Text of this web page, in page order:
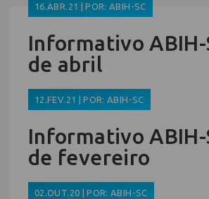
16.ABR.21 | POR: ABIH-SC
Informativo ABIH-
de abril
12.FEV.21 | POR: ABIH-SC
Informativo ABIH-
de fevereiro
02.OUT.20 | POR: ABIH-SC